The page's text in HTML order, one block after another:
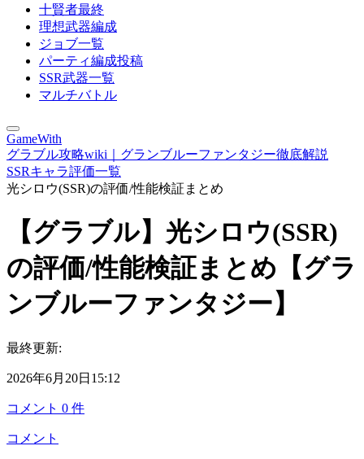
十賢者最終
理想武器編成
ジョブ一覧
パーティ編成投稿
SSR武器一覧
マルチバトル
GameWith
グラブル攻略wiki｜グランブルーファンタジー徹底解説
SSRキャラ評価一覧
光シロウ(SSR)の評価/性能検証まとめ
【グラブル】光シロウ(SSR)
の評価/性能検証まとめ【グラ
ンブルーファンタジー】
最終更新:
2026年6月20日15:12
コメント 0 件
コメント